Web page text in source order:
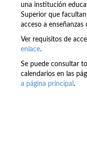
una institución
Superior que
acceso a
Ver requisitos de
enlace.
Se puede consultar
calendarios en las
a página principal .